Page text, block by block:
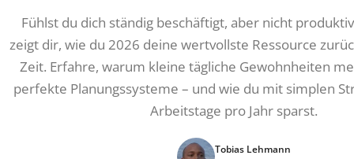
Fühlst du dich ständig beschäftigt, aber nicht
zeigt dir, wie du 2026 deine wertvollste Ressource
Zeit. Erfahre, warum kleine tägliche Gewohnheiten
perfekte Planungssysteme – und wie du mit simplen
Arbeitstage pro Jahr sparst.
Tobias Lehmann